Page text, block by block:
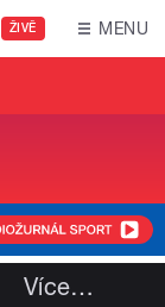
ŽIVĚ MENU
Více…